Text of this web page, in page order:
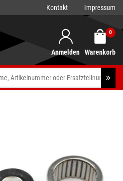
Kontakt Impressum
Anmelden
0
Warenkorb